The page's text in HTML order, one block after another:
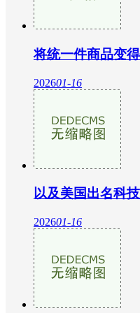
将统一件商品变
202601-16
以及美国出名科
202601-16